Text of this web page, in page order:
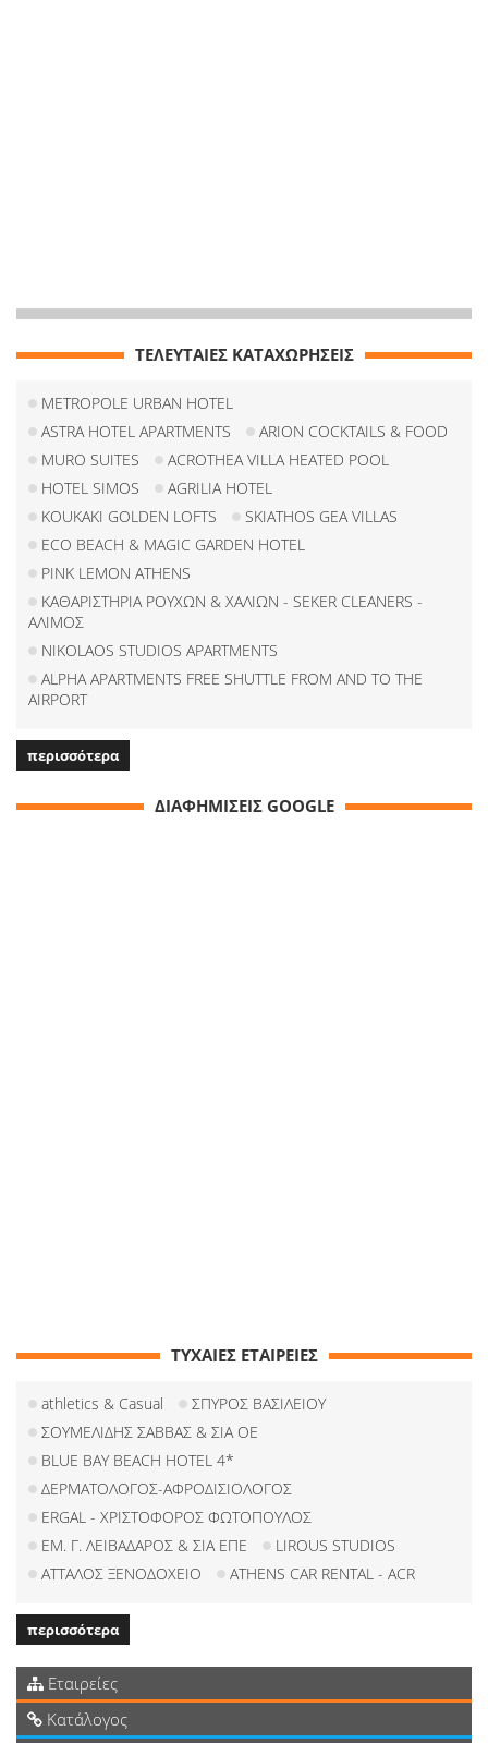
ΤΕΛΕΥΤΑΙΕΣ ΚΑΤΑΧΩΡΗΣΕΙΣ
METROPOLE URBAN HOTEL
ASTRA HOTEL APARTMENTS
ARION COCKTAILS & FOOD
MURO SUITES
ACROTHEA VILLA HEATED POOL
HOTEL SIMOS
AGRILIA HOTEL
KOUKAKI GOLDEN LOFTS
SKIATHOS GEA VILLAS
ECO BEACH & MAGIC GARDEN HOTEL
PINK LEMON ATHENS
ΚΑΘΑΡΙΣΤΗΡΙΑ ΡΟΥΧΩΝ & ΧΑΛΙΩΝ - SEKER CLEANERS -
ΑΛΙΜΟΣ
NIKOLAOS STUDIOS APARTMENTS
ALPHA APARTMENTS FREE SHUTTLE FROM AND TO THE
AIRPORT
περισσότερα
ΔΙΑΦΗΜΙΣΕΙΣ GOOGLE
ΤΥΧΑΙΕΣ ΕΤΑΙΡΕΙΕΣ
athletics & Casual
ΣΠΥΡΟΣ ΒΑΣΙΛΕΙΟΥ
ΣΟΥΜΕΛΙΔΗΣ ΣΑΒΒΑΣ & ΣΙΑ ΟΕ
BLUE BAY BEACH HOTEL 4*
ΔΕΡΜΑΤΟΛΟΓΟΣ-ΑΦΡΟΔΙΣΙΟΛΟΓΟΣ
ERGAL - ΧΡΙΣΤΟΦΟΡΟΣ ΦΩΤΟΠΟΥΛΟΣ
ΕΜ. Γ. ΛΕΙΒΑΔΑΡΟΣ & ΣΙΑ ΕΠΕ
LIROUS STUDIOS
ΑΤΤΑΛΟΣ ΞΕΝΟΔΟΧΕΙΟ
ATHENS CAR RENTAL - ACR
περισσότερα
Εταιρείες
Κατάλογος